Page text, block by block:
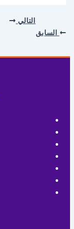
السابق
التالي